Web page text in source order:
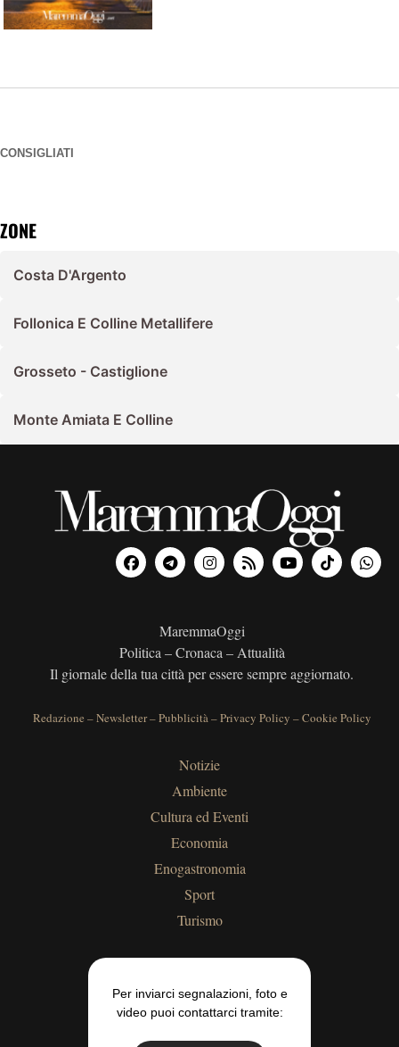
CONSIGLIATI
ZONE
Costa D'Argento
Follonica E Colline Metallifere
Grosseto - Castiglione
Monte Amiata E Colline
MaremmaOggi
Politica – Cronaca – Attualità
Il giornale della tua città per essere sempre aggiornato.
Redazione –Newsletter–Pubblicità–Privacy Policy –Cookie Policy
Notizie
Ambiente
Cultura ed Eventi
Economia
Enogastronomia
Sport
Turismo
Per inviarci segnalazioni, foto e
video puoi contattarci tramite: